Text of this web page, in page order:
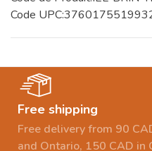
Code
Free shipping
Free delivery from 90
and Ontario, 150 CAD in